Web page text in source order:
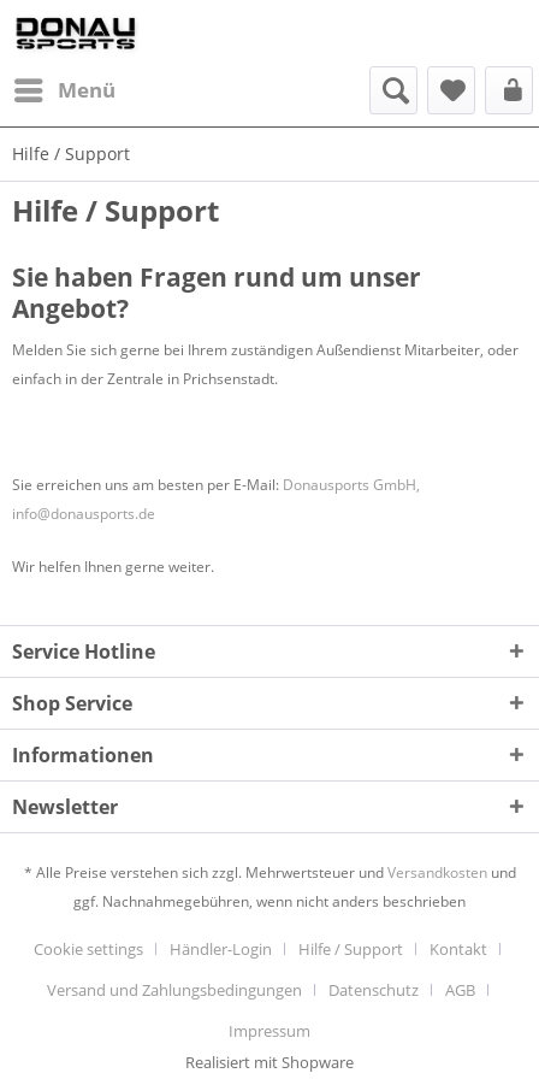
Menü
Hilfe / Support
Hilfe / Support
Sie haben Fragen rund um unser
Angebot?
Melden Sie sich gerne bei Ihrem zuständigen Außendienst Mitarbeiter, oder
einfach in der Zentrale in Prichsenstadt.
Sie erreichen uns am besten per E-Mail: Donausports GmbH,
info@donausports.de
Wir helfen Ihnen gerne weiter.
Service Hotline
Shop Service
Informationen
Newsletter
* Alle Preise verstehen sich zzgl. Mehrwertsteuer undVersandkostenund
ggf. Nachnahmegebühren, wenn nicht anders beschrieben
Cookie settings Händler-Login Hilfe / Support
Kontakt
Versand und Zahlungsbedingungen
Datenschutz
AGB
Impressum
Realisiert mit Shopware